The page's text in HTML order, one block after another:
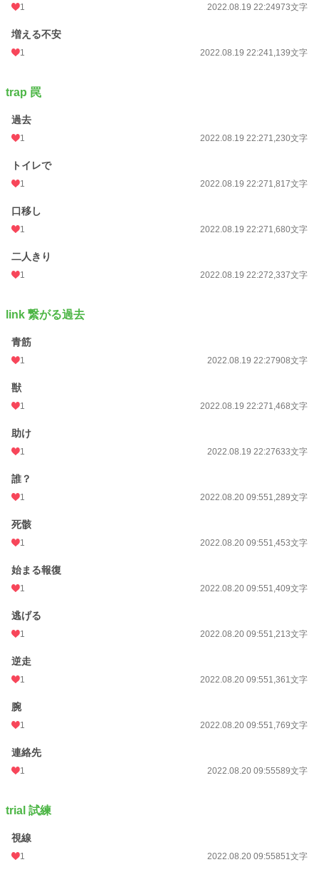
1 2022.08.19 22:24973文字
増える不安
1 2022.08.19 22:241,139文字
trap 罠
過去
1 2022.08.19 22:271,230文字
トイレで
1 2022.08.19 22:271,817文字
口移し
1 2022.08.19 22:271,680文字
二人きり
1 2022.08.19 22:272,337文字
link 繋がる過去
青筋
1 2022.08.19 22:27908文字
獣
1 2022.08.19 22:271,468文字
助け
1 2022.08.19 22:27633文字
誰？
1 2022.08.20 09:551,289文字
死骸
1 2022.08.20 09:551,453文字
始まる報復
1 2022.08.20 09:551,409文字
逃げる
1 2022.08.20 09:551,213文字
逆走
1 2022.08.20 09:551,361文字
腕
1 2022.08.20 09:551,769文字
連絡先
1 2022.08.20 09:55589文字
trial 試練
視線
1 2022.08.20 09:55851文字